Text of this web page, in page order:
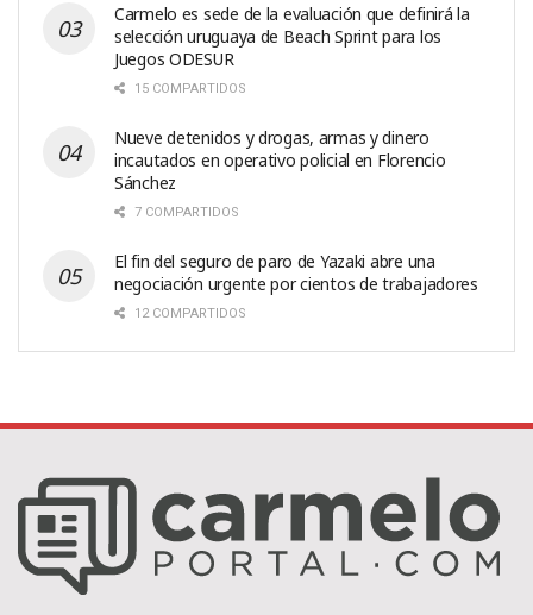
Carmelo es sede de la evaluación que definirá la
selección uruguaya de Beach Sprint para los
Juegos ODESUR
15 COMPARTIDOS
Nueve detenidos y drogas, armas y dinero
incautados en operativo policial en Florencio
Sánchez
7 COMPARTIDOS
El fin del seguro de paro de Yazaki abre una
negociación urgente por cientos de trabajadores
12 COMPARTIDOS